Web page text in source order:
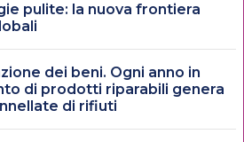
pulite: la nuova frontiera
dei beni. Ogni anno in
di prodotti riparabili genera
di rifiuti